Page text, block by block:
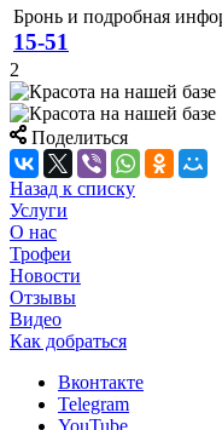
Бронь и подробная
15-51
2
Поделиться
Назад к списку
Услуги
О нас
Трофеи
Новости
Отзывы
Видео
Как добраться
Вконтакте
Telegram
YouTube